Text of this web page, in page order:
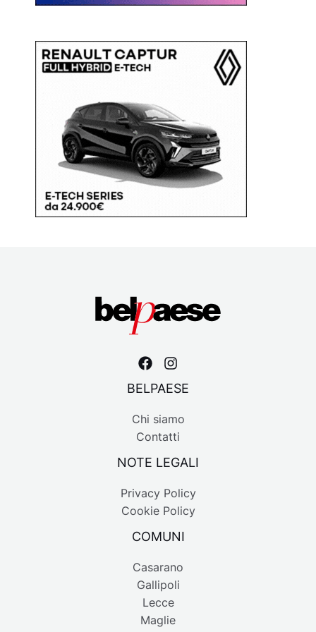
BELPAESE
Chi siamo
Contatti
NOTE LEGALI
Privacy Policy
Cookie Policy
COMUNI
Casarano
Gallipoli
Lecce
Maglie